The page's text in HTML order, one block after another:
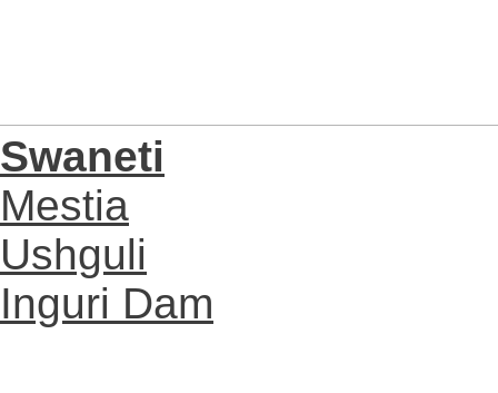
Swaneti
Mestia
Ushguli
Inguri Dam